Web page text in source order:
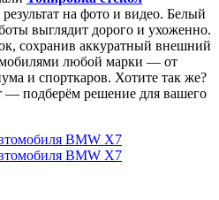
на фото и видео. Белый
выглядит дорого и ухоженно.
сохранив аккуратный внешний
любой марки — от
и спорткаров. Хотите так же?
— подберём решение для вашего